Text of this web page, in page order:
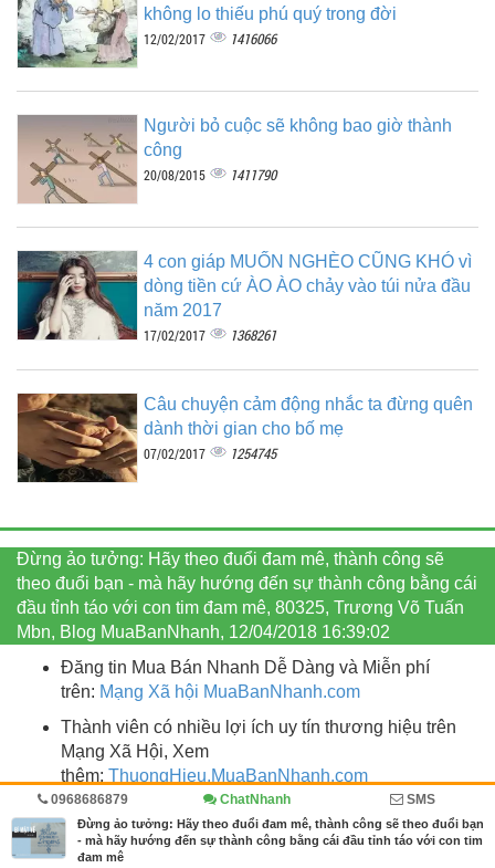
không lo thiếu phú quý trong đời
12/02/2017 1416066
Người bỏ cuộc sẽ không bao giờ thành
công
20/08/2015 1411790
4 con giáp MUỐN NGHÈO CŨNG KHÓ vì
dòng tiền cứ ÀO ÀO chảy vào túi nửa đầu
năm 2017
17/02/2017 1368261
Câu chuyện cảm động nhắc ta đừng quên
dành thời gian cho bố mẹ
07/02/2017 1254745
Đừng ảo tưởng: Hãy theo đuổi đam mê, thành công sẽ
theo đuổi bạn - mà hãy hướng đến sự thành công bằng cái
đầu tỉnh táo với con tim đam mê, 80325, Trương Võ Tuấn
Mbn, Blog MuaBanNhanh, 12/04/2018 16:39:02
Đăng tin Mua Bán Nhanh Dễ Dàng và Miễn phí
trên: Mạng Xã hội MuaBanNhanh.com
Thành viên có nhiều lợi ích uy tín thương hiệu trên
Mạng Xã Hội, Xem
thêm: ThuongHieu.MuaBanNhanh.com
Dịch vụ VIP tăng hiệu quả kinh doanh, tăng doanh
số, Xem thêm:VIP MuaBanNhanh
0968686879 ChatNhanh SMS
Đừng ảo tưởng: Hãy theo đuổi đam mê, thành công sẽ theo đuổi bạn
- mà hãy hướng đến sự thành công bằng cái đầu tỉnh táo với con tim
đam mê